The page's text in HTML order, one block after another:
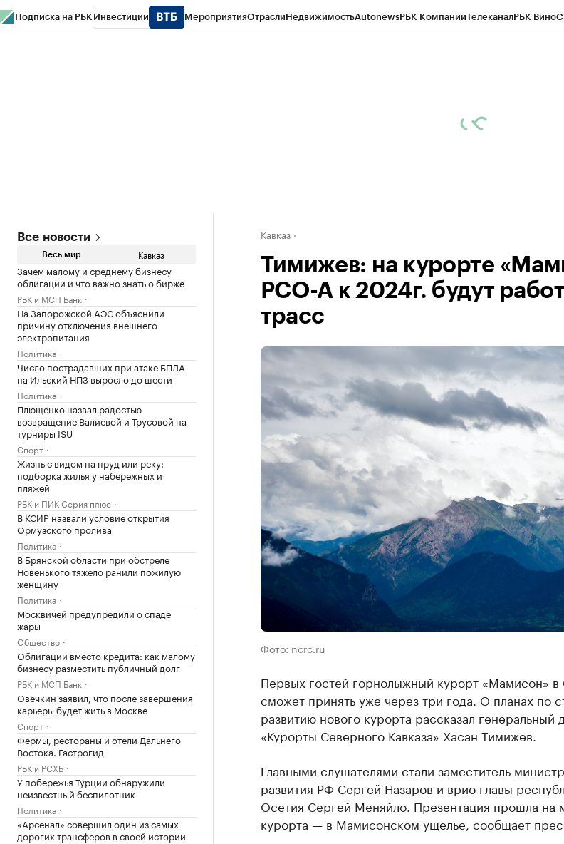
Подписка на РБК Инвестиции МероприятияОтраслиНедвижимостьAutonewsРБК КомпанииТелеканалРБК Вино
Все новости
Весь мир Кавказ
Зачем малому и среднему бизнесу
облигации и что важно знать о бирже
РБК и МСП Банк
На Запорожской АЭС объяснили
причину отключения внешнего
электропитания
Политика
Число пострадавших при атаке БПЛА
на Ильский НПЗ выросло до шести
Политика
Плющенко назвал радостью
возвращение Валиевой и Трусовой на
турниры ISU
Спорт
Жизнь с видом на пруд или реку:
подборка жилья у набережных и
пляжей
РБК и ПИК Серия плюс
В КСИР назвали условие открытия
Ормузского пролива
Политика
В Брянской области при обстреле
Новенького тяжело ранили пожилую
женщину
Политика
Москвичей предупредили о спаде
жары
Общество
Облигации вместо кредита: как малому
бизнесу разместить публичный долг
РБК и МСП Банк
Овечкин заявил, что после завершения
карьеры будет жить в Москве
Спорт
Фермы, рестораны и отели Дальнего
Востока. Гастрогид
РБК и РСХБ
У побережья Турции обнаружили
неизвестный беспилотник
Политика
«Арсенал» совершил один из самых
дорогих трансферов в своей истории
Кавказ
Тимижев: на курорте
РСО-А к 2024г. будут
трасс
Фото: ncrc.ru
Первых гостей горнолыжный курорт «Мамисон»
сможет принять уже через три года. О планах по
развитию нового курорта рассказал генеральный
«Курорты Северного Кавказа» Хасан Тимижев.
Главными слушателями стали заместитель
развития РФ Сергей Назаров и врио главы
Осетия Сергей Меняйло. Презентация прошла на
курорта — в Мамисонском ущелье, сообщает